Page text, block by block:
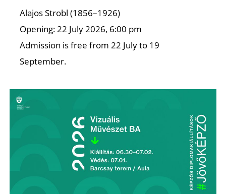
Alajos Strobl (1856–1926)
Opening: 22 July 2026, 6:00 pm
Admission is free from 22 July to 19
September.